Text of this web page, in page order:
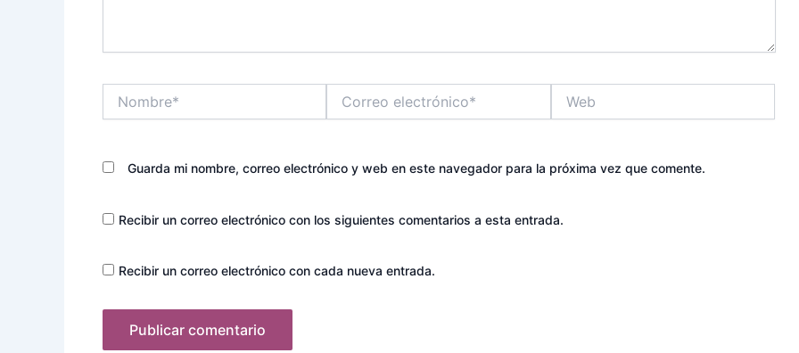
electrónico*
Guarda mi nombre, correo electrónico y web en este navegador para la próxima vez que comente.
Recibir un correo electrónico con los siguientes comentarios a esta entrada.
Recibir un correo electrónico con cada nueva entrada.